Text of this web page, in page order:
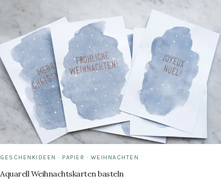
MIT
BERGPANORAMA
GESCHENKIDEEN · PAPIER · WEIHNACHTEN
Aquarell Weihnachtskarten basteln